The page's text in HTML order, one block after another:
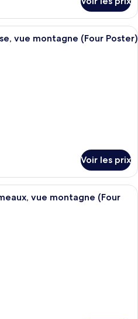
Un lit à baldaquin, une tapisserie au
vue montagne (Four Poster)
Voir les prix
Un lit à baldaquin traditionnel,
vue montagne (Four